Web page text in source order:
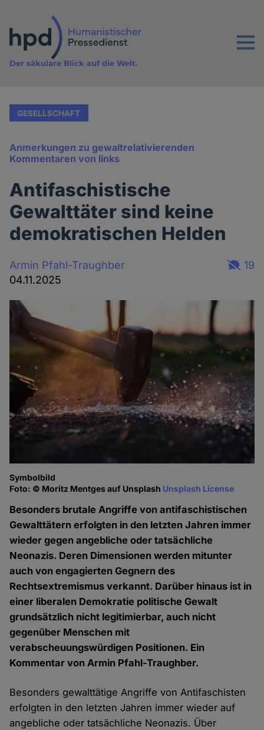
Inhalt
Menu
Der säkulare Blick auf die Welt.
GESELLSCHAFT
Anmerkungen zu gewaltrelativierenden
Kommentaren von links
Antifaschistische
Gewalttäter sind keine
demokratischen Helden
Armin Pfahl-Traughber
04.11.2025
19
Symbolbild
Foto: © Moritz Mentges auf Unsplash Unsplash License
Besonders brutale Angriffe von antifaschistischen
Gewalttätern erfolgten in den letzten Jahren immer
wieder gegen angebliche oder tatsächliche
Neonazis. Deren Dimensionen werden mitunter
auch von engagierten Gegnern des
Rechtsextremismus verkannt. Darüber hinaus ist in
einer liberalen Demokratie politische Gewalt
grundsätzlich nicht legitimierbar, auch nicht
gegenüber Menschen mit
verabscheuungswürdigen Positionen. Ein
Kommentar von Armin Pfahl-Traughber.
Besonders gewalttätige Angriffe von Antifaschisten
erfolgten in den letzten Jahren immer wieder auf
angebliche oder tatsächliche Neonazis. Über